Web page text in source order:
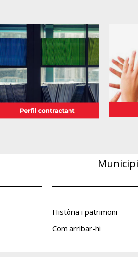
Municipi
Història i patrimoni
Com arribar-hi